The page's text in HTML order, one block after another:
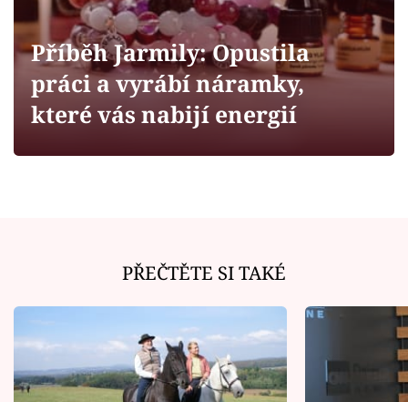
Sledujte prima+
Filmový festival Karlovy Vary
Sledujte nás
Příběh Jarmily: Opustila
práci a vyrábí náramky,
které vás nabijí energií
PŘEČTĚTE SI TAKÉ